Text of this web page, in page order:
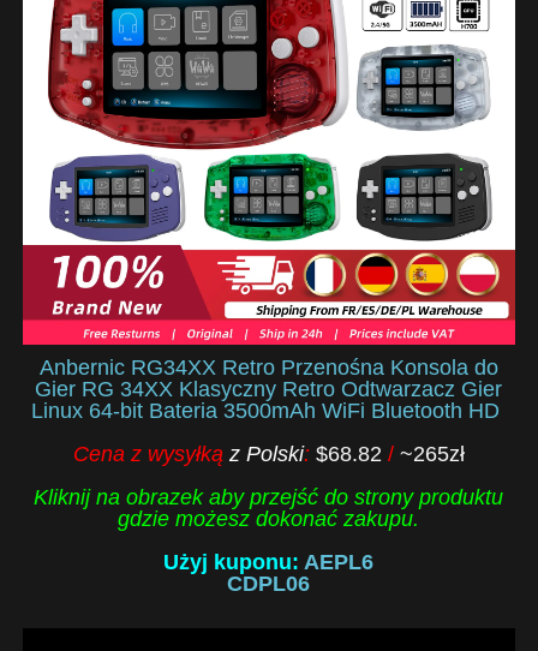
Anbernic RG34XX Retro Przenośna Konsola do
Gier RG 34XX Klasyczny Retro Odtwarzacz Gier
Linux 64-bit Bateria 3500mAh WiFi Bluetooth HD
Cena z wysyłkąz Polski: $68.82 / ~265zł
Kliknij na obrazek aby przejść do strony produktu
gdzie możesz dokonać zakupu.
Użyj kuponu: AEPL6
CDPL06